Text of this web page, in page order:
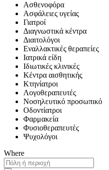
Ασθενοφόρα
Ασφάλειες υγείας
Γιατροί
Διαγνωστικά κέντρα
Διαιτολόγοι
Εναλλακτικές θεραπείες
Ιατρικά είδη
Ιδιωτικές κλινικές
Κέντρα αισθητικής
Κτηνίατροι
Λογοθεραπευτές
Νοσηλευτικό προσωπικό
Οδοντίατροι
Φαρμακεία
Φυσιοθεραπευτές
Ψυχολόγοι
Where